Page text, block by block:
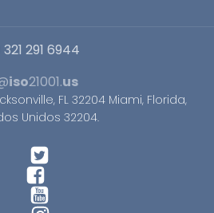
291 6944
iso21001.us
FL 32204 Miami, Florida,
Unidos 32204.